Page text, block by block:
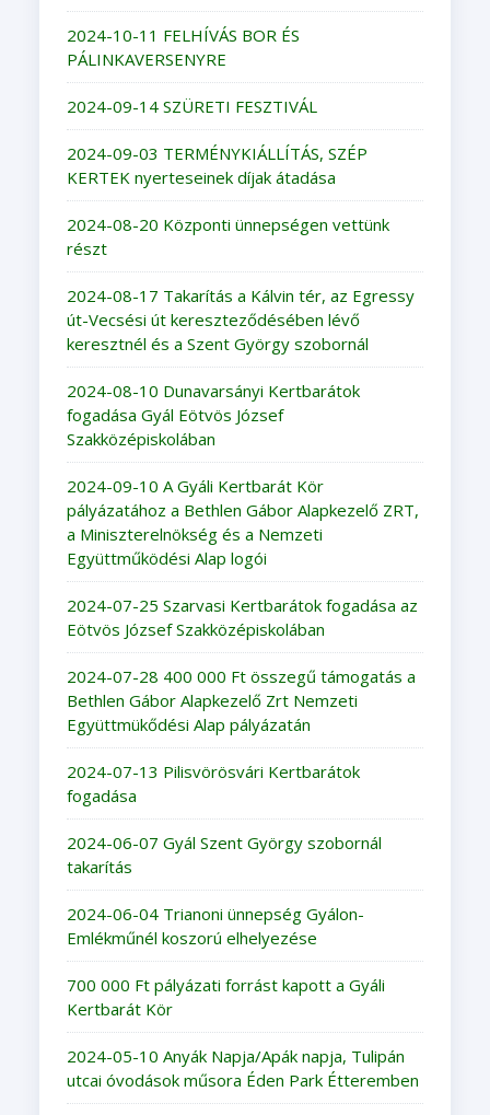
2024-10-11 FELHÍVÁS BOR ÉS
PÁLINKAVERSENYRE
2024-09-14 SZÜRETI FESZTIVÁL
2024-09-03 TERMÉNYKIÁLLÍTÁS, SZÉP
KERTEK nyerteseinek díjak átadása
2024-08-20 Központi ünnepségen vettünk
részt
2024-08-17 Takarítás a Kálvin tér, az Egressy
út-Vecsési út kereszteződésében lévő
keresztnél és a Szent György szobornál
2024-08-10 Dunavarsányi Kertbarátok
fogadása Gyál Eötvös József
Szakközépiskolában
2024-09-10 A Gyáli Kertbarát Kör
pályázatához a Bethlen Gábor Alapkezelő ZRT,
a Miniszterelnökség és a Nemzeti
Együttműködési Alap logói
2024-07-25 Szarvasi Kertbarátok fogadása az
Eötvös József Szakközépiskolában
2024-07-28 400 000 Ft összegű támogatás a
Bethlen Gábor Alapkezelő Zrt Nemzeti
Együttmükődési Alap pályázatán
2024-07-13 Pilisvörösvári Kertbarátok
fogadása
2024-06-07 Gyál Szent György szobornál
takarítás
2024-06-04 Trianoni ünnepség Gyálon-
Emlékműnél koszorú elhelyezése
700 000 Ft pályázati forrást kapott a Gyáli
Kertbarát Kör
2024-05-10 Anyák Napja/Apák napja, Tulipán
utcai óvodások műsora Éden Park Étteremben